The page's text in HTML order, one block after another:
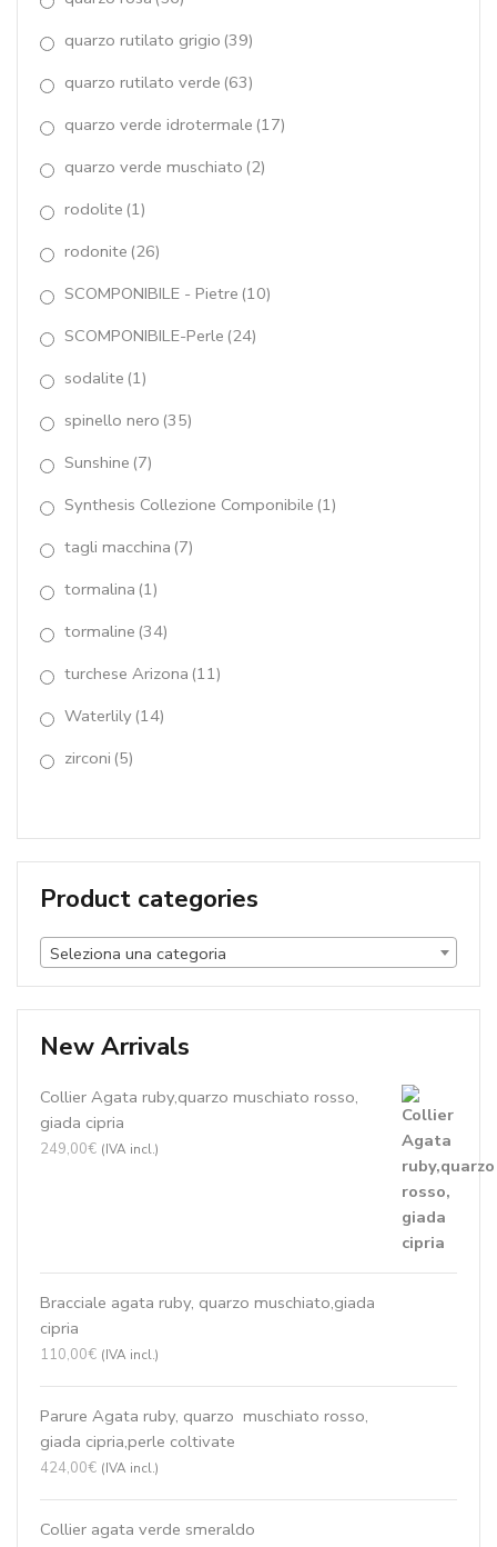
quarzo rutilato grigio (39)
quarzo rutilato verde (63)
quarzo verde idrotermale (17)
quarzo verde muschiato (2)
rodolite (1)
rodonite (26)
SCOMPONIBILE - Pietre (10)
SCOMPONIBILE-Perle (24)
sodalite (1)
spinello nero (35)
Sunshine (7)
Synthesis Collezione Componibile (1)
tagli macchina (7)
tormalina (1)
tormaline (34)
turchese Arizona (11)
Waterlily (14)
zirconi (5)
Product categories
Seleziona una categoria
New Arrivals
Collier Agata ruby,quarzo muschiato rosso,
giada cipria
249,00€ (IVA incl.)
Bracciale agata ruby, quarzo muschiato,giada
cipria
110,00€ (IVA incl.)
giada cipria ,perle coltivate